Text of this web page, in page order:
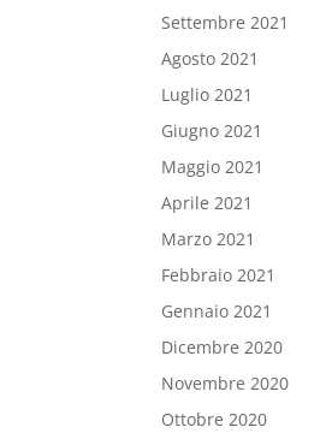
Settembre 2021
Agosto 2021
Luglio 2021
Giugno 2021
Maggio 2021
Aprile 2021
Marzo 2021
Febbraio 2021
Gennaio 2021
Dicembre 2020
Novembre 2020
Ottobre 2020